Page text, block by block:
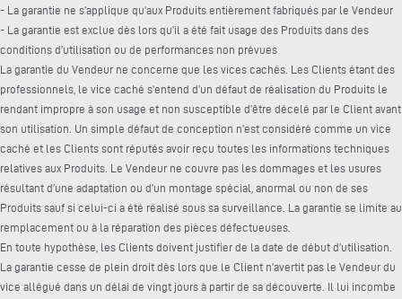
- La garantie ne s’applique qu’aux Produits entièrement fabriqués par le Vendeur
- La garantie est exclue dès lors qu’il a été fait usage des Produits dans des
conditions d’utilisation ou de performances non prévues
La garantie du Vendeur ne concerne que les vices cachés. Les Clients étant des
professionnels, le vice caché s’entend d’un défaut de réalisation du Produits le
rendant impropre à son usage et non susceptible d’être décelé par le Client avant
son utilisation. Un simple défaut de conception n’est considéré comme un vice
caché et les Clients sont réputés avoir reçu toutes les informations techniques
relatives aux Produits. Le Vendeur ne couvre pas les dommages et les usures
résultant d’une adaptation ou d’un montage spécial, anormal ou non de ses
Produits sauf si celui-ci a été réalisé sous sa surveillance. La garantie se limite au
remplacement ou à la réparation des pièces défectueuses.
En toute hypothèse, les Clients doivent justifier de la date de début d’utilisation.
La garantie cesse de plein droit dès lors que le Client n’avertit pas le Vendeur du
vice allégué dans un délai de vingt jours à partir de sa découverte. Il lui incombe